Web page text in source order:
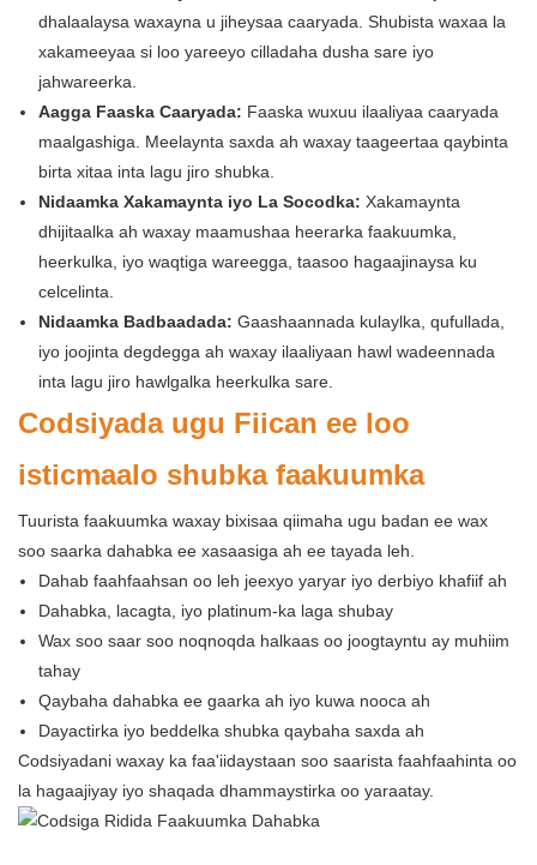
dhalaalaysa waxayna u jiheysaa caaryada. Shubista waxaa la
xakameeyaa si loo yareeyo cilladaha dusha sare iyo
jahwareerka.
Aagga Faaska Caaryada: Faaska wuxuu ilaaliyaa caaryada
maalgashiga. Meelaynta saxda ah waxay taageertaa qaybinta
birta xitaa inta lagu jiro shubka.
Nidaamka Xakamaynta iyo La Socodka: Xakamaynta
dhijitaalka ah waxay maamushaa heerarka faakuumka,
heerkulka, iyo waqtiga wareegga, taasoo hagaajinaysa ku
celcelinta.
Nidaamka Badbaadada: Gaashaannada kulaylka, qufullada,
iyo joojinta degdegga ah waxay ilaaliyaan hawl wadeennada
inta lagu jiro hawlgalka heerkulka sare.
Codsiyada ugu Fiican ee loo
isticmaalo shubka faakuumka
Tuurista faakuumka waxay bixisaa qiimaha ugu badan ee wax
soo saarka dahabka ee xasaasiga ah ee tayada leh.
Dahab faahfaahsan oo leh jeexyo yaryar iyo derbiyo khafiif ah
Dahabka, lacagta, iyo platinum-ka laga shubay
Wax soo saar soo noqnoqda halkaas oo joogtayntu ay muhiim
tahay
Qaybaha dahabka ee gaarka ah iyo kuwa nooca ah
Dayactirka iyo beddelka shubka qaybaha saxda ah
Codsiyadani waxay ka faa'iidaystaan ​​​​soo saarista faahfaahinta oo
la hagaajiyay iyo shaqada dhammaystirka oo yaraatay.